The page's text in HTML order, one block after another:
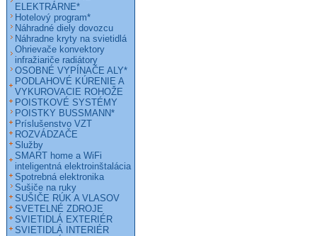
ELEKTRÁRNE*
Hotelový program*
Náhradné diely dovozcu
Náhradne kryty na svietidlá
Ohrievače konvektory
infražiariče radiátory
OSOBNÉ VYPÍNAČE ALY*
PODLAHOVÉ KÚRENIE A
VYKUROVACIE ROHOŽE
POISTKOVÉ SYSTÉMY
POISTKY BUSSMANN*
Príslušenstvo VZT
ROZVÁDZAČE
Služby
SMART home a WiFi
inteligentná elektroinštalácia
Spotrebná elektronika
Sušiče na ruky
SUŠIČE RÚK A VLASOV
SVETELNÉ ZDROJE
SVIETIDLÁ EXTERIÉR
SVIETIDLÁ INTERIÉR